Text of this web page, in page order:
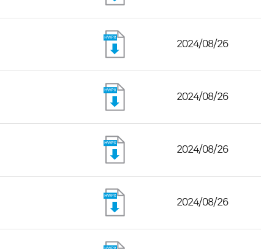
2024/08/26
2024/08/26
2024/08/26
2024/08/26